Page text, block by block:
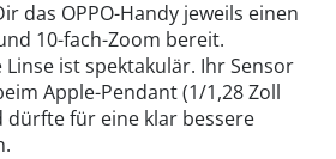
das OPPO-Handy jeweils einen
10-fach-Zoom bereit.
ist spektakulär. Ihr Sensor
Apple-Pendant (1/1,28 Zoll
dürfte für eine klar bessere